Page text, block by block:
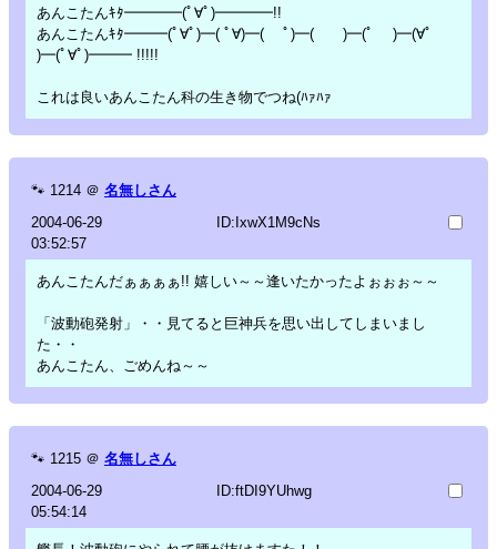
あんこたんｷﾀ━━━━(ﾟ∀ﾟ)━━━━!!
あんこたんｷﾀ━━━(ﾟ∀ﾟ)━( ﾟ∀)━( ﾟ)━( )━(ﾟ )━(∀ﾟ
)━(ﾟ∀ﾟ)━━━ !!!!!
これは良いあんこたん科の生き物でつね(ﾊｧﾊｧ
🐾 1214 ＠ 名無しさん
2004-06-29
03:52:57
ID:IxwX1M9cNs
あんこたんだぁぁぁぁ!! 嬉しい～～逢いたかったよぉぉぉ～～
「波動砲発射」・・見てると巨神兵を思い出してしまいまし
た・・
あんこたん、ごめんね～～
🐾 1215 ＠ 名無しさん
2004-06-29
05:54:14
ID:ftDI9YUhwg